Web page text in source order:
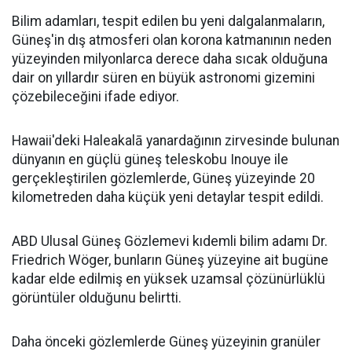
Bilim adamları, tespit edilen bu yeni dalgalanmaların,
Güneş'in dış atmosferi olan korona katmanının neden
yüzeyinden milyonlarca derece daha sıcak olduğuna
dair on yıllardır süren en büyük astronomi gizemini
çözebileceğini ifade ediyor.
Hawaii'deki Haleakalā yanardağının zirvesinde bulunan
dünyanın en güçlü güneş teleskobu Inouye ile
gerçekleştirilen gözlemlerde, Güneş yüzeyinde 20
kilometreden daha küçük yeni detaylar tespit edildi.
ABD Ulusal Güneş Gözlemevi kıdemli bilim adamı Dr.
Friedrich Wöger, bunların Güneş yüzeyine ait bugüne
kadar elde edilmiş en yüksek uzamsal çözünürlüklü
görüntüler olduğunu belirtti.
Daha önceki gözlemlerde Güneş yüzeyinin granüler